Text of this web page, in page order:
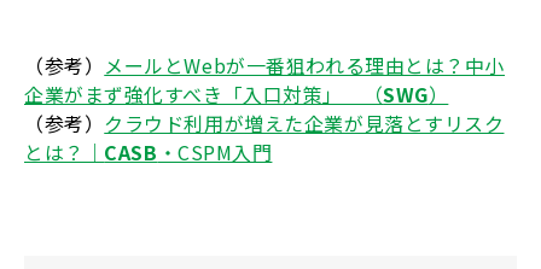
（参考） メールとWebが一番狙われる理由とは？中小
企業がまず強化すべき「入口対策」 （SWG）
（参考） クラウド利用が増えた企業が見落とすリスク
とは？｜ CASB ・CSPM入門